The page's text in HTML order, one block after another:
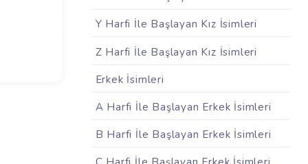
Y Harfi İle Başlayan Kız İsimleri
Z Harfi İle Başlayan Kız İsimleri
Erkek İsimleri
A Harfi İle Başlayan Erkek İsimleri
B Harfi İle Başlayan Erkek İsimleri